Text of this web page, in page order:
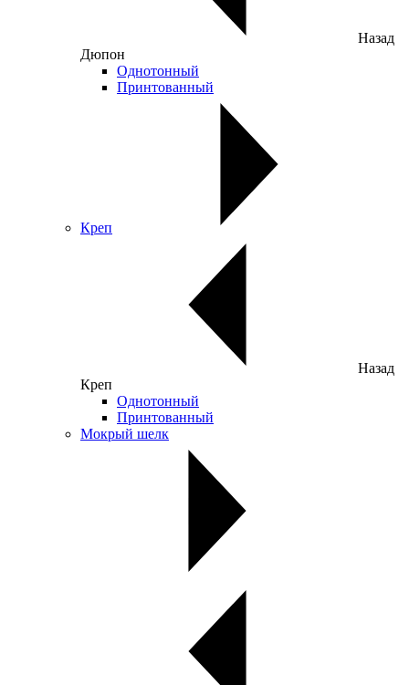
Назад
Дюпон
Однотонный
Принтованный
Креп
Назад
Креп
Однотонный
Принтованный
Мокрый шелк